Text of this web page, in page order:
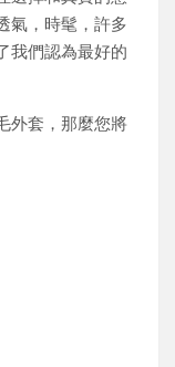
氣，時髦，許多
我們認為最好的
外套，那麼您將